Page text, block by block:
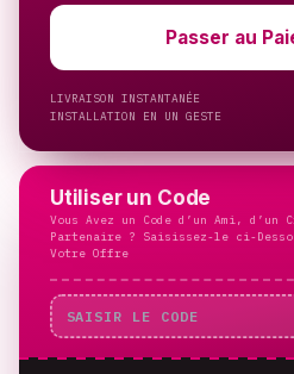
Passer au
LIVRAISON INSTANTANÉE
INSTALLATION EN UN GESTE
Utiliser un Code
Vous Avez un Code d’un Ami, d’un
Partenaire ? Saisissez-le ci-
Votre Offre